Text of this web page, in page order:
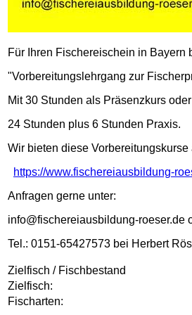
Für Ihren Fischereischein in Bayern
"Vorbereitungslehrgang zur
Mit 30 Stunden als Präsenzkurs
24 Stunden plus 6 Stunden Praxis.
Wir bieten diese
https://www.fischereiausbildung-
Anfragen gerne unter:
info@fischereiausbildung-roeser.de
Tel.: 0151-65427573 bei Herbert
Zielfisch / Fischbestand
Zielfisch:
Fischarten: